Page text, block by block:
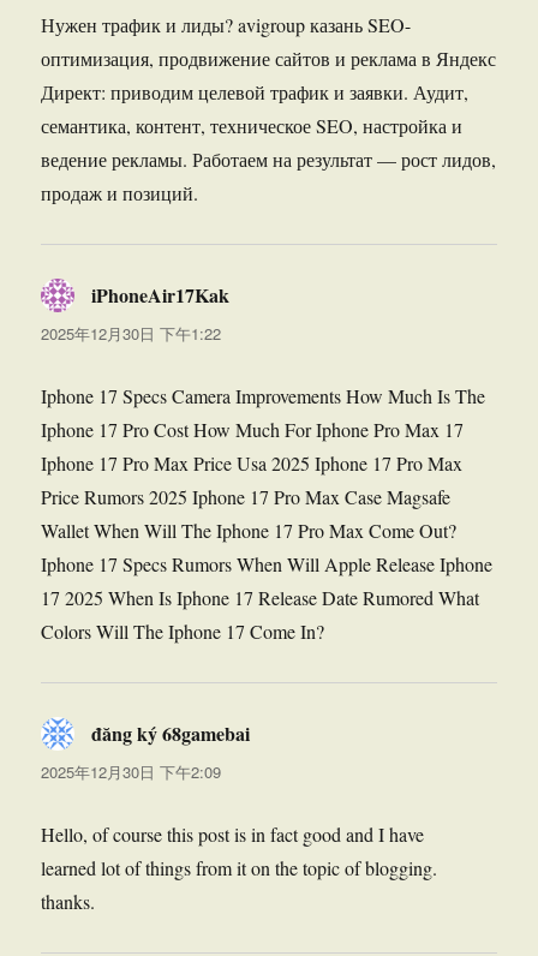
Нужен трафик и лиды? avigroup казань SEO-
оптимизация, продвижение сайтов и реклама в Яндекс
Директ: приводим целевой трафик и заявки. Аудит,
семантика, контент, техническое SEO, настройка и
ведение рекламы. Работаем на результат — рост лидов,
продаж и позиций.
iPhoneAir17Kak
2025年12月30日 下午1:22
Iphone 17 Specs Camera Improvements How Much Is The
Iphone 17 Pro Cost How Much For Iphone Pro Max 17
Iphone 17 Pro Max Price Usa 2025 Iphone 17 Pro Max
Price Rumors 2025 Iphone 17 Pro Max Case Magsafe
Wallet When Will The Iphone 17 Pro Max Come Out?
Iphone 17 Specs Rumors When Will Apple Release Iphone
17 2025 When Is Iphone 17 Release Date Rumored What
Colors Will The Iphone 17 Come In?
đăng ký 68gamebai
2025年12月30日 下午2:09
Hello, of course this post is in fact good and I have
learned lot of things from it on the topic of blogging.
thanks.